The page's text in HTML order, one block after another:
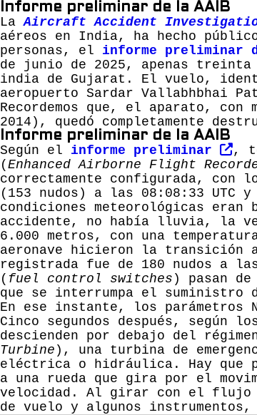
Informe preliminar de la AAIB
LaAircraft Accident
aéreos en India, ha hecho
personas, el informe preliminar
de junio de 2025, apenas treinta
india de Gujarat. El vuelo,
aeropuerto Sardar Vallabhbhai
Recordemos que, el aparato,
2014), quedó completamente
Informe preliminar de la AAIB
Según el informe preliminar
,
( Enhanced Airborne Flight
correctamente configurada, con
(153 nudos) a las 08:08:33
condiciones meteorológicas eran
accidente, no había lluvia, la
6.000 metros, con una
aeronave hicieron la transición a
registrada fue de 180 nudos a
( fuel control switches ) pasan
que se interrumpa el suministro
En ese instante, los parámetros
Cinco segundos después, según
descienden por debajo del
Turbine ), una turbina de
eléctrica o hidráulica. Hay que
a una rueda que gira por el
velocidad. Al girar con el flujo
de vuelo y algunos